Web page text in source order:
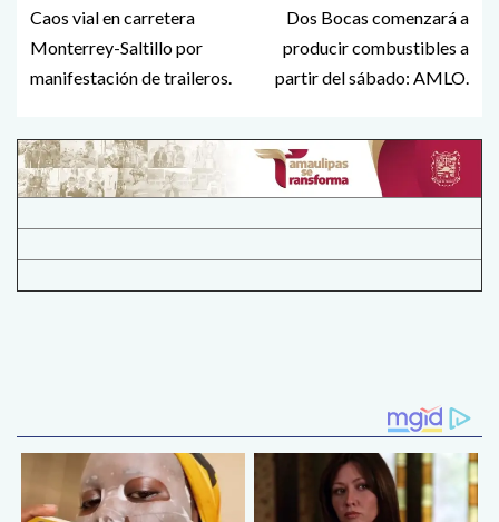
Caos vial en carretera
Monterrey-Saltillo por
manifestación de traileros.
Dos Bocas comenzará a
producir combustibles a
partir del sábado: AMLO.